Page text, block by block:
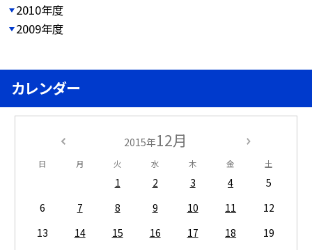
2010年度
2009年度
カレンダー
2015年12月
日 月 火 水 木 金 土
1 2 3 4
5
6
7 8 9 10 11
12
13
14 15 16 17 18
19